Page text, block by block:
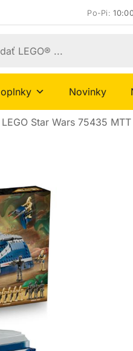
Po-Pi:
Novinky
Star Wars 75435